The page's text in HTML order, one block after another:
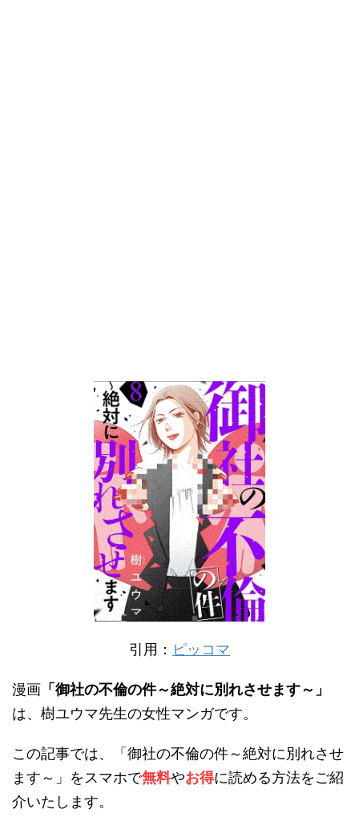
引用： ピッコマ
漫画 「御社の不倫の件～絶対に別れさせます～」
は、樹ユウマ先生の女性マンガです。
この記事では、「御社の不倫の件～絶対に別れさせ
ます～」をスマホで無料やお得に読める方法をご紹
介いたします。